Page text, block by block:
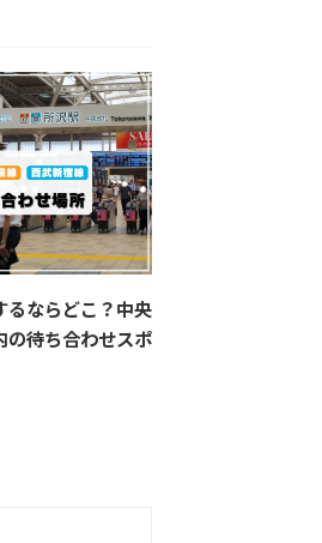
るならどこ？中央
の待ち合わせスポ